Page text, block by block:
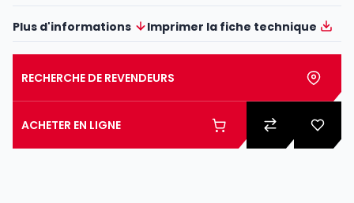
Plus d'informations Imprimer la fiche technique
RECHERCHE DE REVENDEURS
ACHETER EN LIGNE